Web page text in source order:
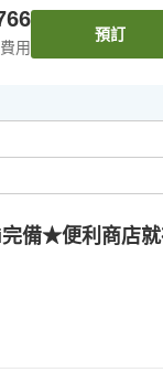
用
預訂
備★便利商店就